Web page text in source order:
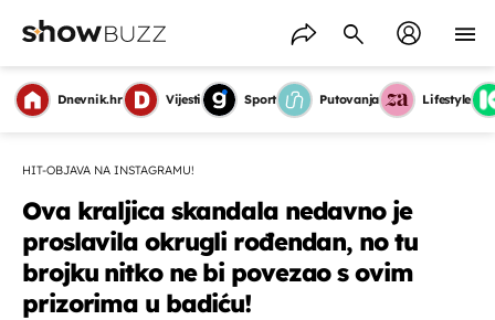
Dnevnik.hr Vijesti Sport Putovanja Lifestyle
HIT-OBJAVA NA INSTAGRAMU!
Ova kraljica skandala nedavno je
proslavila okrugli rođendan, no tu
brojku nitko ne bi povezao s ovim
prizorima u badiću!